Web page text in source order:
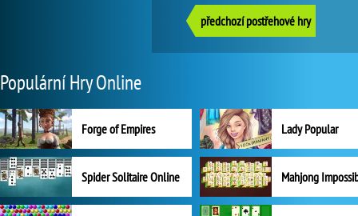
předchozí postřehové hry
Populární Hry Online
Forge of Empires Lady Popular
Spider Solitaire Online Mahjong